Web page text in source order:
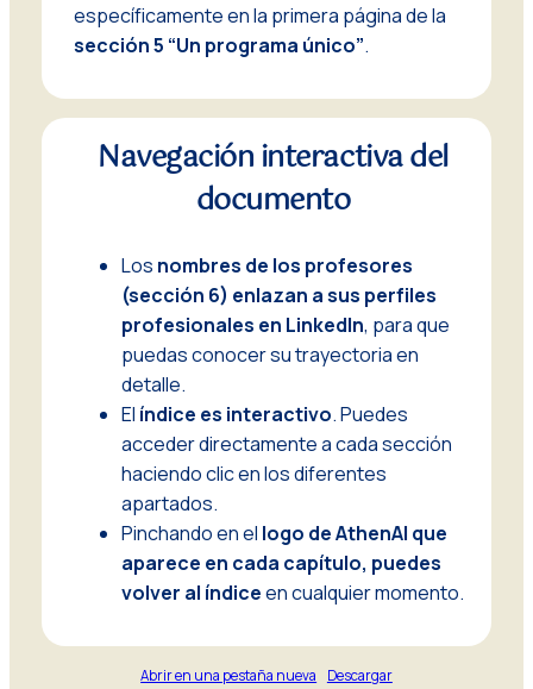
específicamente en la primera página de la
sección 5 “Un programa único”.
Navegación interactivadel
documento
Los nombres de los profesores
(sección 6) enlazan a sus perfiles
profesionales en LinkedIn, para que
puedas conocer su trayectoria en
detalle.
El índice es interactivo. Puedes
acceder directamente a cada sección
haciendo clic en los diferentes
apartados.
Pinchando en el logo de AthenAI que
aparece en cada capítulo, puedes
volver al índiceen cualquier momento.
Abrir en una pestaña nueva Descargar